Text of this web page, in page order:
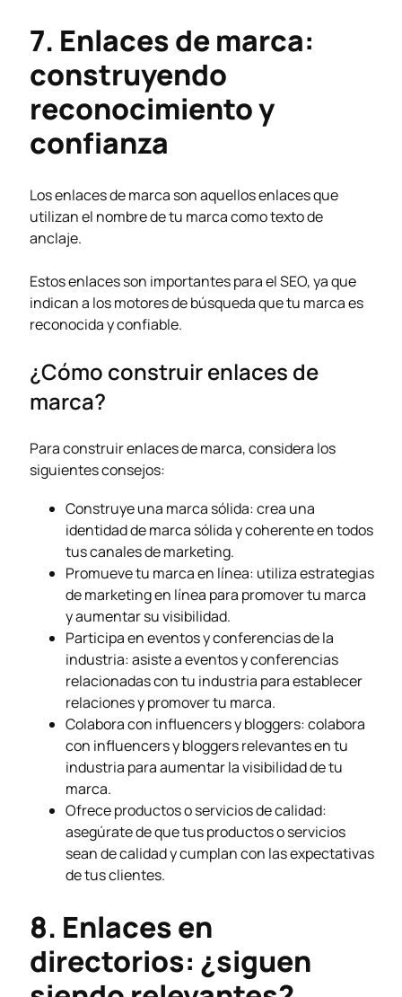
7. Enlaces de marca:
construyendo
reconocimiento y
confianza
Los enlaces de marca son aquellos enlaces que
utilizan el nombre de tu marca como texto de
anclaje.
Estos enlaces son importantes para el SEO, ya que
indican a los motores de búsqueda que tu marca es
reconocida y confiable.
¿Cómo construir enlaces de
marca?
Para construir enlaces de marca, considera los
siguientes consejos:
Construye una marca sólida: crea una
identidad de marca sólida y coherente en todos
tus canales de marketing.
Promueve tu marca en línea: utiliza estrategias
de marketing en línea para promover tu marca
y aumentar su visibilidad.
Participa en eventos y conferencias de la
industria: asiste a eventos y conferencias
relacionadas con tu industria para establecer
relaciones y promover tu marca.
Colabora con influencers y bloggers: colabora
con influencers y bloggers relevantes en tu
industria para aumentar la visibilidad de tu
marca.
Ofrece productos o servicios de calidad:
asegúrate de que tus productos o servicios
sean de calidad y cumplan con las expectativas
de tus clientes.
8. Enlaces en
directorios: ¿siguen